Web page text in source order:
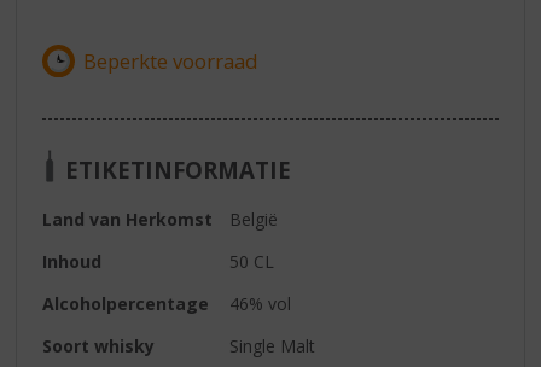
ETIKETINFORMATIE
Land van Herkomst
België
Inhoud
50 CL
Alcoholpercentage
46% vol
Soort whisky
Single Malt